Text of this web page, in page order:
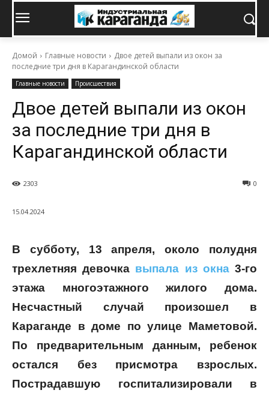
Домой Главные новости
Двое детей выпали из окон за
последние три дня в Карагандинской области
Главные новости Происшествия
Двое детей выпали из окон
за последние три дня в
Карагандинской области
0
2303
15.04.2024
В субботу, 13 апреля, около полудня
трехлетняя девочка выпала из окна3-го
этажа многоэтажного жилого дома.
Несчастный случай произошел в
Караганде в доме по улице Маметовой.
По предварительным данным, ребенок
остался без присмотра взрослых.
Пострадавшую госпитализировали в